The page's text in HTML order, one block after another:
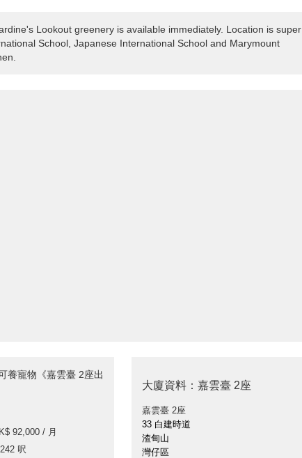
Lookout greenery is available immediately. Location is super
School, Japanese International School and Marymount
養寵物《嘉雲臺 2座出
92,000 / 月
呎
大廈資料：嘉雲臺 2座
嘉雲臺 2座
33 白建時道
渣甸山
灣仔區